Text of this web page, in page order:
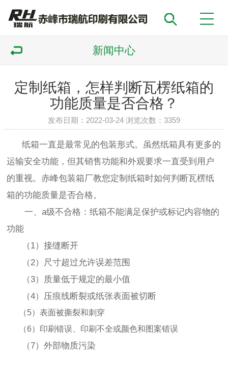
新闻中心
定制纸箱，怎样判断瓦楞纸箱的
功能质量是否合格？
发布日期：2022-03-24 浏览次数： 3359
纸箱一直是最常见的包装形式。虽然纸箱具有更多的
运输安全功能，但其销售功能和外观要求一直受到用户
的重视。赤峰包装箱厂教您定制纸箱时如何判断瓦楞纸
箱的功能质量是否合格。
一、a级不合格：纸箱不能满足保护或标记内容物的
功能
（1）接缝断开
（2）尺寸超过允许误差范围
（3）质量低于规定的最小值
（4）压痕线断裂或纸张表面被切断
（5）表面被撕裂和刺穿
（6）印刷错误、印刷不全或颜色和图案错误
（7）外部物质污染